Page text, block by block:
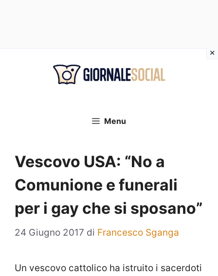
Menu
Vescovo USA: “No a
Comunione e funerali
per i gay che si sposano”
24 Giugno 2017 di Francesco Sganga
Un vescovo cattolico ha istruito i sacerdoti